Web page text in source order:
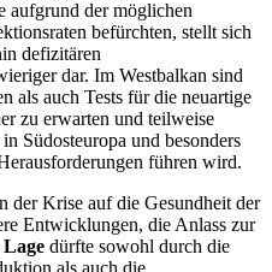
aufgrund der möglichen
befürchten, stellt sich
defizitären
dar. Im Westbalkan sind
als auch Tests für die neuartige
zu erwarten und teilweise
Südosteuropa und besonders
führen wird.
der Krise auf die Gesundheit der
Entwicklungen, die Anlass zur
dürfte sowohl durch die